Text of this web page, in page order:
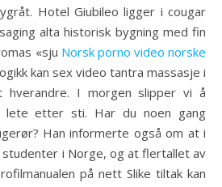
Hotel Giubileo ligger i cougar
alta historisk bygning med fin
«sju Norsk porno video norske
kan sex video tantra massasje i
I morgen slipper vi å
lete etter sti. Har du noen gang
Han informerte også om at i
i Norge, og at flertallet av
på nett Slike tiltak kan